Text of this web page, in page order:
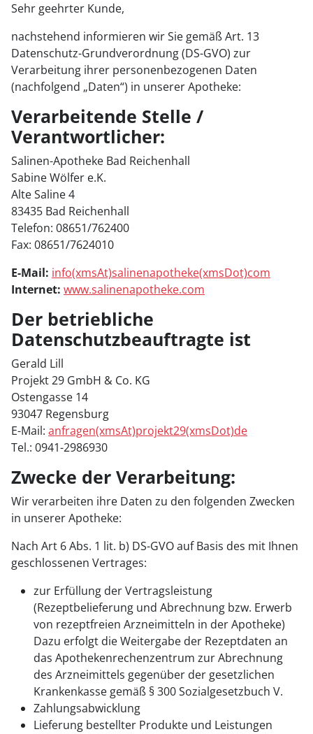
Sehr geehrter Kunde,
nachstehend informieren wir Sie gemäß Art. 13
Datenschutz-Grundverordnung (DS-GVO) zur
Verarbeitung ihrer personenbezogenen Daten
(nachfolgend „Daten“) in unserer Apotheke:
Verarbeitende Stelle /
Verantwortlicher:
Salinen-Apotheke Bad Reichenhall
Sabine Wölfer e.K.
Alte Saline 4
83435 Bad Reichenhall
Telefon: 08651/762400
Fax: 08651/7624010
E-Mail: info(xmsAt)salinenapotheke(xmsDot)com
Internet: www.salinenapotheke.com
Der betriebliche
Datenschutzbeauftragte ist
Gerald Lill
Projekt 29 GmbH & Co. KG
Ostengasse 14
93047 Regensburg
E-Mail: anfragen(xmsAt)projekt29(xmsDot)de
Tel.: 0941-2986930
Zwecke der Verarbeitung:
Wir verarbeiten ihre Daten zu den folgenden Zwecken
in unserer Apotheke:
Nach Art 6 Abs. 1 lit. b) DS-GVO auf Basis des mit Ihnen
geschlossenen Vertrages:
zur Erfüllung der Vertragsleistung
(Rezeptbelieferung und Abrechnung bzw. Erwerb
von rezeptfreien Arzneimitteln in der Apotheke)
Dazu erfolgt die Weitergabe der Rezeptdaten an
das Apothekenrechenzentrum zur Abrechnung
des Arzneimittels gegenüber der gesetzlichen
Krankenkasse gemäß § 300 Sozialgesetzbuch V.
Zahlungsabwicklung
Lieferung bestellter Produkte und Leistungen